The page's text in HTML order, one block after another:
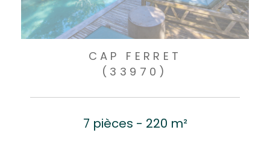
CAP FERRET
(33970)
7 pièces - 220 m²